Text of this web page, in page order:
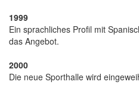
1999
Ein sprachliches Profil mit
das Angebot.
2000
Die neue Sporthalle wird